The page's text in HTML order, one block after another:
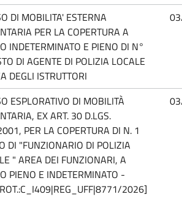
DI MOBILITA' ESTERNA
PER LA COPERTURA A
INDETERMINATO E PIENO DI N°
DI AGENTE DI POLIZIA LOCALE
DEGLI ISTRUTTORI
ESPLORATIVO DI MOBILITÀ
EX ART. 30 D.LGS.
PER LA COPERTURA DI N. 1
DI "FUNZIONARIO DI POLIZIA
" AREA DEI FUNZIONARI, A
PIENO E INDETERMINATO -
2026]